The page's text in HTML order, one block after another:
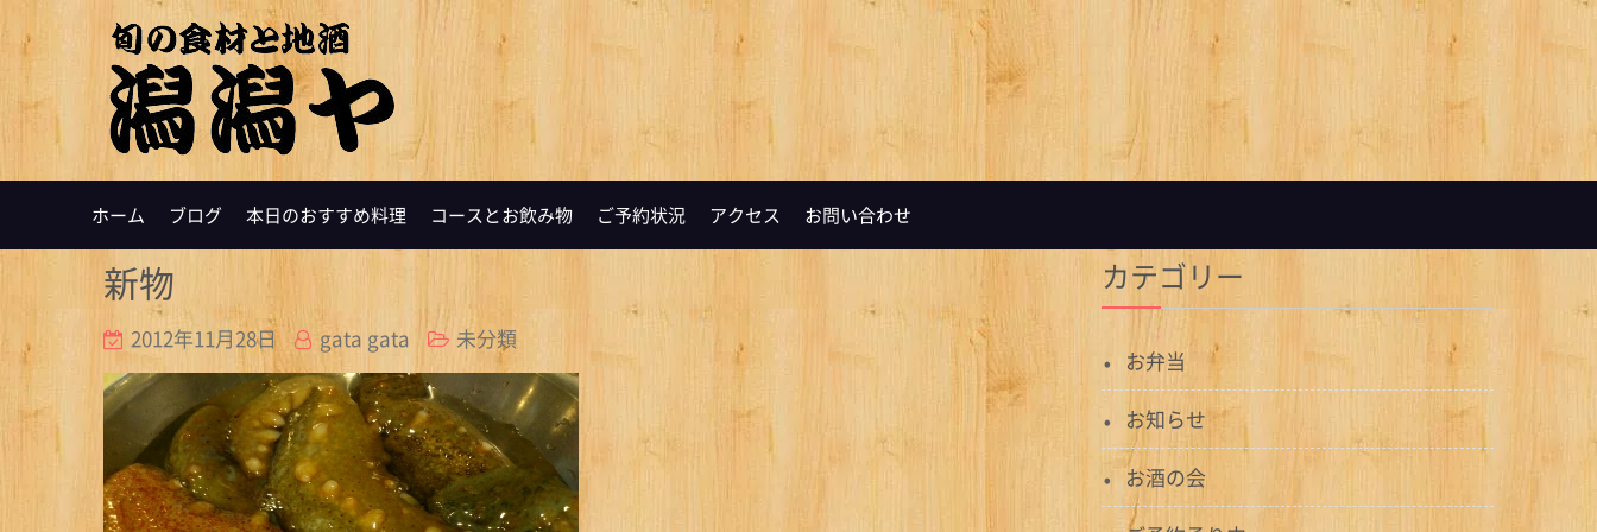
ホーム ブログ 本日のおすすめ料理 コースとお飲み物 ご予約状況 アクセス お問い合わせ
新物
2012年11月28日 gata gata 未分類
カテゴリー
お弁当
お知らせ
お酒の会